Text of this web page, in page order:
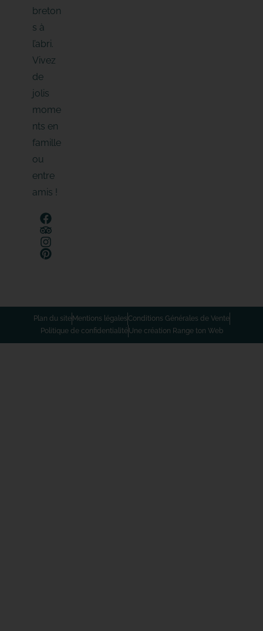
breton
s à
l’abri.
Vivez
de
jolis
mome
nts en
famille
ou
entre
amis !
Plan du site Mentions légales Conditions Générales de Vente
Politique de confidentialitéUne création Range ton Web